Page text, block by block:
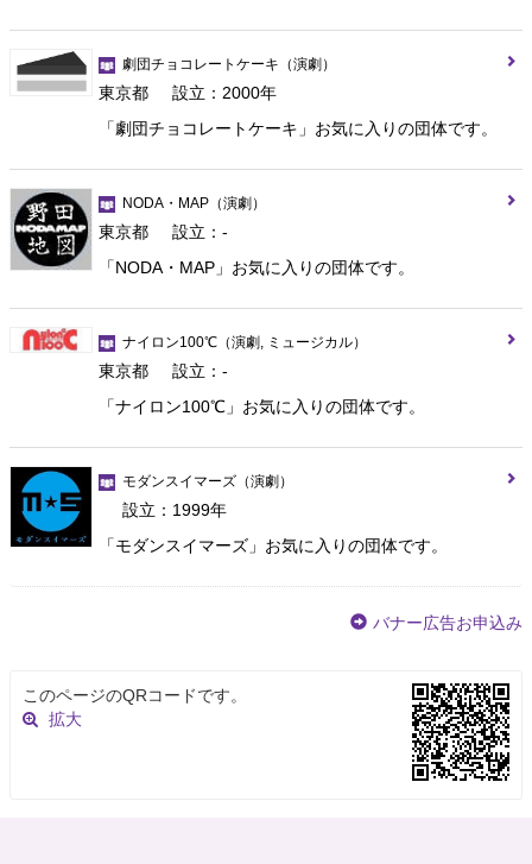
劇団チョコレートケーキ （演劇）
東京都
設立：2000年
「劇団チョコレートケーキ」お気に入りの団体です。
NODA・MAP （演劇）
東京都
設立：-
「NODA・MAP」お気に入りの団体です。
ナイロン100℃ （演劇, ミュージカル）
東京都
設立：-
「ナイロン100℃」お気に入りの団体です。
モダンスイマーズ （演劇）
設立：1999年
「モダンスイマーズ」お気に入りの団体です。
バナー広告お申込み
このページのQRコードです。
拡大